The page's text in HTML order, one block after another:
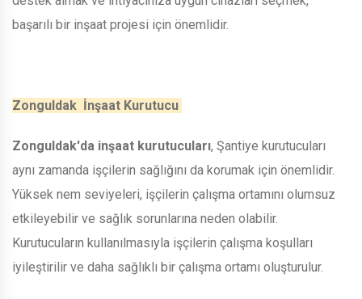
başarılı bir inşaat projesi için önemlidir.
Zonguldak İnşaat Kurutucu
Zonguldak'da inşaat kurutucuları, Şantiye kurutucuları
aynı zamanda işçilerin sağlığını da korumak için önemlidir.
Yüksek nem seviyeleri, işçilerin çalışma ortamını olumsuz
etkileyebilir ve sağlık sorunlarına neden olabilir.
Kurutucuların kullanılmasıyla işçilerin çalışma koşulları
iyileştirilir ve daha sağlıklı bir çalışma ortamı oluşturulur.